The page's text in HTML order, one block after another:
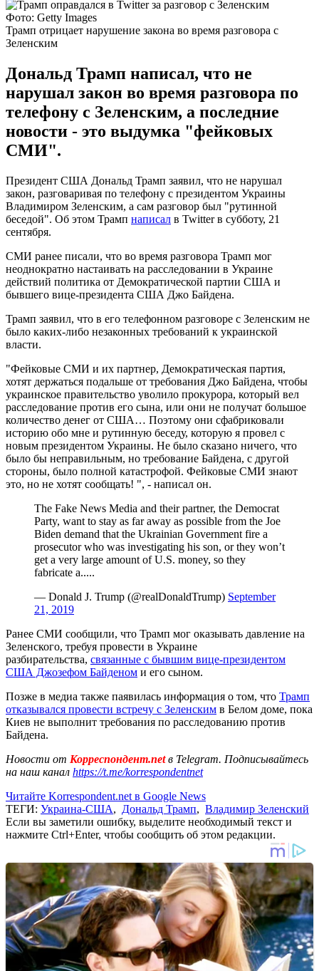
Фото: Getty Images
Трамп отрицает нарушение закона во время разговора с
Зеленским
Дональд Трамп написал, что не
нарушал закон во время разговора по
телефону с Зеленским, а последние
новости - это выдумка "фейковых
СМИ".
Президент США Дональд Трамп заявил, что не нарушал
закон, разговаривая по телефону с президентом Украины
Владимиром Зеленским, а сам разговор был "рутинной
беседой". Об этом Трамп написал в Twitter в субботу, 21
сентября.
СМИ ранее писали, что во время разговора Трамп мог
неоднократно настаивать на расследовании в Украине
действий политика от Демократической партии США и
бывшего вице-президента США Джо Байдена.
Трамп заявил, что в его телефонном разговоре с Зеленским не
было каких-либо незаконных требований к украинской
власти.
"Фейковые СМИ и их партнер, Демократическая партия,
хотят держаться подальше от требования Джо Байдена, чтобы
украинское правительство уволило прокурора, который вел
расследование против его сына, или они не получат большое
количество денег от США… Поэтому они сфабриковали
историю обо мне и рутинную беседу, которую я провел с
новым президентом Украины. Не было сказано ничего, что
было бы неправильным, но требование Байдена, с другой
стороны, было полной катастрофой. Фейковые СМИ знают
это, но не хотят сообщать! ", - написал он.
The Fake News Media and their partner, the Democrat
Party, want to stay as far away as possible from the Joe
Biden demand that the Ukrainian Government fire a
prosecutor who was investigating his son, or they won’t
get a very large amount of U.S. money, so they
fabricate a.....
— Donald J. Trump (@realDonaldTrump) September
21, 2019
Ранее СМИ сообщили, что Трамп мог оказывать давление на
Зеленского, требуя провести в Украине
разбирательства, связанные с бывшим вице-президентом
США Джозефом Байденом и его сыном.
Позже в медиа также паявилась информация о том, что Трамп
отказывался провести встречу с Зеленским в Белом доме, пока
Киев не выполнит требования по расследованию против
Байдена.
Новости от Корреспондент.netв Telegram. Подписывайтесь
на наш канал https://t.me/korrespondentnet
Читайте Korrespondent.net в Google News
ТЕГИ: Украина-США, Дональд Трамп, Владимир Зеленский
Если вы заметили ошибку, выделите необходимый текст и
нажмите Ctrl+Enter, чтобы сообщить об этом редакции.